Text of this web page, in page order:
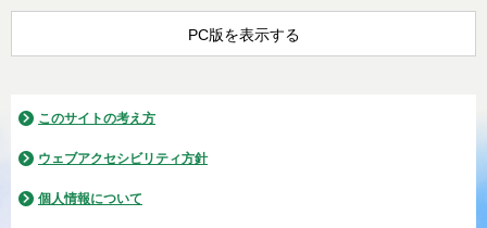
PC版を表示する
このサイトの考え方
ウェブアクセシビリティ方針
個人情報について